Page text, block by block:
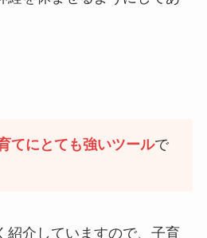
てにとても強いツールで
紹介していますので、子育